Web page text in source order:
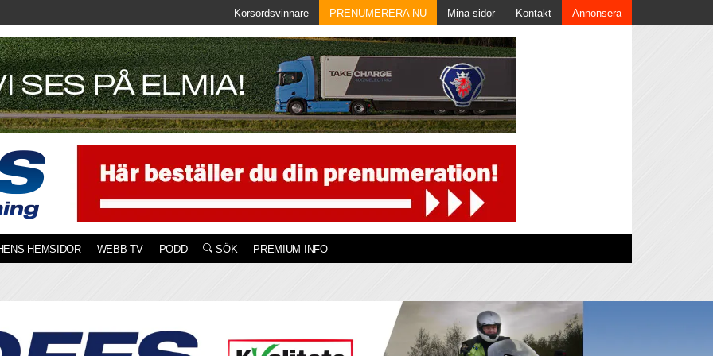
Korsordsvinnare PRENUMERERA NU Mina sidor Kontakt Annonsera
HEMSIDOR WEBB-TV PODD SÖK PREMIUM INFO